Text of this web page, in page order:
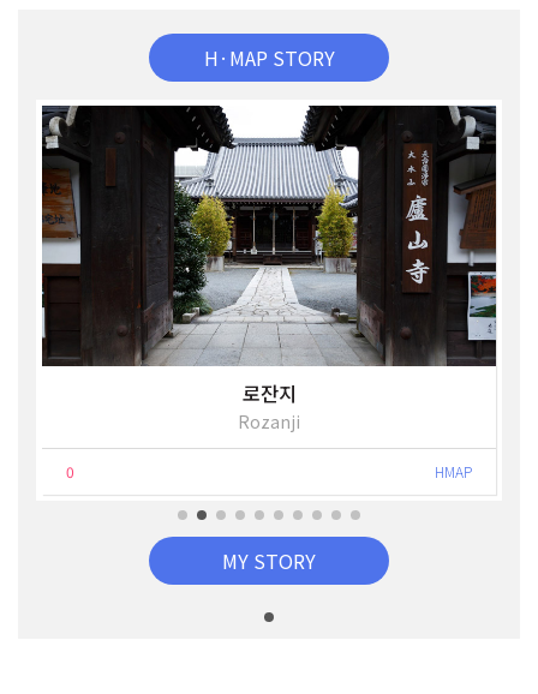
H·MAP STORY
로잔지
Rozanji
0 HMAP
MY STORY